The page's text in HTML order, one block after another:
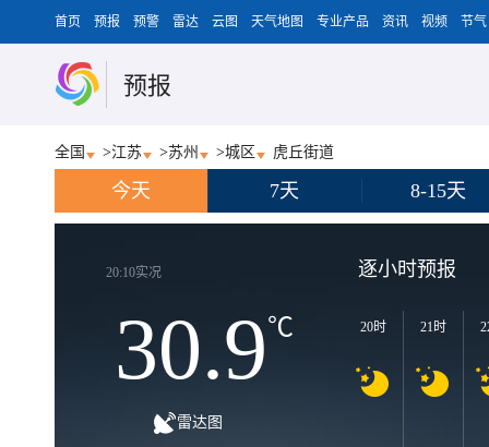
首页 预报 预警 雷达 云图 天气地图 专业产品 资讯 视频 节气
预报
全国 >江苏 >苏州 >城区 虎丘街道
今天 7天 8-15天
20:10实况
30.9℃
雷达图
逐小时预报
20时 21时